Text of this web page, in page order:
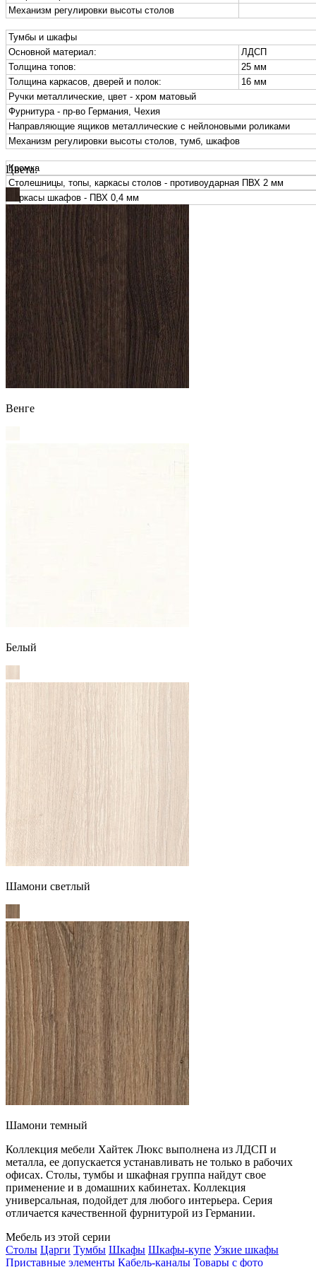
Механизм регулировки высоты столов
Тумбы и шкафы
Основной материал:
ЛДСП
Толщина топов:
25 мм
Толщина каркасов, дверей и полок:
16 мм
Ручки металлические, цвет - хром матовый
Фурнитура - пр-во Германия, Чехия
Направляющие ящиков металлические с нейлоновыми роликами
Механизм регулировки высоты столов, тумб, шкафов
Кромка
Столешницы, топы, каркасы столов - противоударная ПВХ 2 мм
Каркасы шкафов - ПВХ 0,4 мм
Подробнее Свернуть
Цвета:
Венге
Белый
Шамони светлый
Шамони темный
Коллекция мебели Хайтек Люкс выполнена из ЛДСП и
металла, ее допускается устанавливать не только в рабочих
офисах. Столы, тумбы и шкафная группа найдут свое
применение и в домашних кабинетах. Коллекция
универсальная, подойдет для любого интерьера. Серия
отличается качественной фурнитурой из Германии.
Мебель из этой серии
Столы Царги Тумбы Шкафы Шкафы-купе Узкие шкафы
Приставные элементы Кабель-каналы Товары с фото